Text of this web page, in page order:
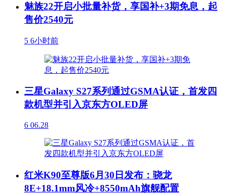
魅族22开启小批量补货，享国补+3期免息，起
售价2540元
5 6小时前
三星Galaxy S27系列通过GSMA认证，首发四
款机型并引入京东方OLED屏
6 06.28
红米K90至尊版6月30日发布：骁龙
8E+18.1mm风冷+8550mAh旗舰配置